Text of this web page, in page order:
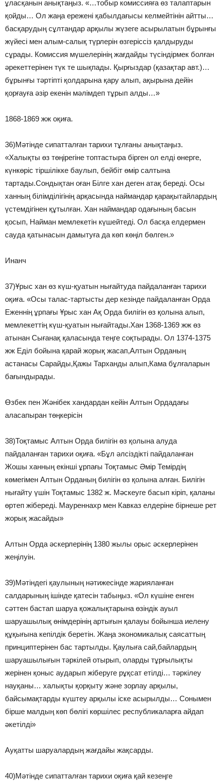
ұласқанын анықтаңыз. «…тобыр комиссияға өз талаптарын
қойды… Ол жаңа ережені қабылдағысы келмейтінін айтты…
басқарудың сұлтандар арқылы жүзеге асырылатын бұрынғы
жүйесі мен алым-салық түрлерін өзгеріссіз қалдыруды
сұрады. Комиссия мүшелерінің жағдайды түсіндірмек болған
әрекеттерінен түк те шықпады. Қырғыздар (қазақтар авт.)…
бұрынғы тәртіпті қолдарына қару алып, ақырына дейін
қорғауға әзір екенін мәлімдеп тұрып алды…»
1868-1869 жж оқиға.
36)Мәтінде сипатталған тарихи тұлғаны анықтаңыз.
«Халықты өз төңірегіне топтастыра бірген ол елді өнерге,
күнкөріс тіршілікке баулып, бейбіт өмір салтына
тартады.Сондықтан оған Білге хан деген атақ береді. Осы
ханның білімділігінің арқасында наймандар қарақытайлардың
үстемдігінен құтылған. Хан наймандар одағының басын
қосып, Найман мемлекетін күшейтеді. Ол басқа елдермен
сауда қатынасын дамытуға да көп көңіл бөлген.»
Инанч
37)Ұрыс хан өз күш-қуатын нығайтуда пайдаланған тарихи
оқиға. «Осы талас-тартысты дер кезінде пайдаланған Орда
Еженнің ұрпағы Ұрыс хан Ақ Орда билігін өз қолына алып,
мемлекеттің күш-қуатын нығайтады.Хан 1368-1369 жж өз
атынан Сығанақ қаласында теңге соқтырады. Ол 1374-1375
жж Еділ бойына қарай жорық жасап,Алтын Орданың
астанасы Сарайды,Қажы Тарханды алып,Кама бұлғаларын
бағындырады.
Өзбек пен Жәнібек хандардан кейін Алтын Ордадағы
аласапыран төңкерісін
38)Тоқтамыс Алтын Орда билігін өз қолына алуда
пайдаланған тарихи оқиға. «Бұл әлсіздікті пайдаланған
Жошы ханның екінші ұрпағы Тоқтамыс Әмір Темірдің
көмегімен Алтын Орданың билігін өз қолына алған. Билігін
нығайту үшін Тоқтамыс 1382 ж. Мәскеуге басып кіріп, қаланы
өртеп жібереді. Мауреннахр мен Кавказ елдеріне бірнеше рет
жорық жасайды»
Алтын Орда әскерлерінің 1380 жылы орыс әскерлерінен
жеңілуін.
39)Мәтіндегі қаулының нәтижесінде жарияланған
салдарының ішінде қатесін табыңыз. «Ол күшіне енген
сәттен бастап шаруа қожалықтарына өзіндік ауыл
шаруашылық өнімдерінің артығын қалауы бойынша иелену
құқығына кепілдік беретін. Жаңа экономикалық саясаттың
принциптерінен бас тартылды. Қаулыға сай,байлардың
шаруашылығын тәркілей отырып, оларды тұрғылықты
жерінен қоныс аударып жіберуге рұқсат етілді… тәркілеу
науқаны… халықты қорқыту және зорлау арқылы,
байсымақтарды күштеу арқылы іске асырылды… Сонымен
бірше малдың көп бөлігі көршілес республикаларға айдап
әкетілді»
Ауқатты шаруалардың жағдайы жақсарды.
40)Мәтінде сипатталған тарихи оқиға қай кезеңге